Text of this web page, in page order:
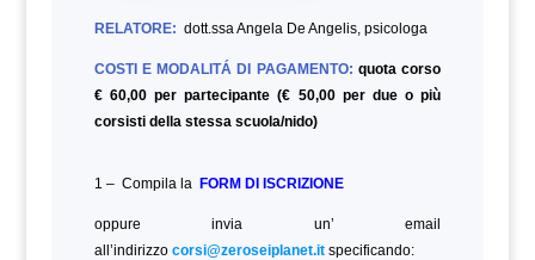
RELATORE: dott.ssa Angela De Angelis, psicologa
COSTI E MODALITÁ DI PAGAMENTO: quota corso
€ 60,00 per partecipante (€ 50,00 per due o più
corsisti della stessa scuola/nido)
1 – Compila la FORM DI ISCRIZIONE
oppure invia un’ email
all’indirizzo corsi@zeroseiplanet.itspecificando: